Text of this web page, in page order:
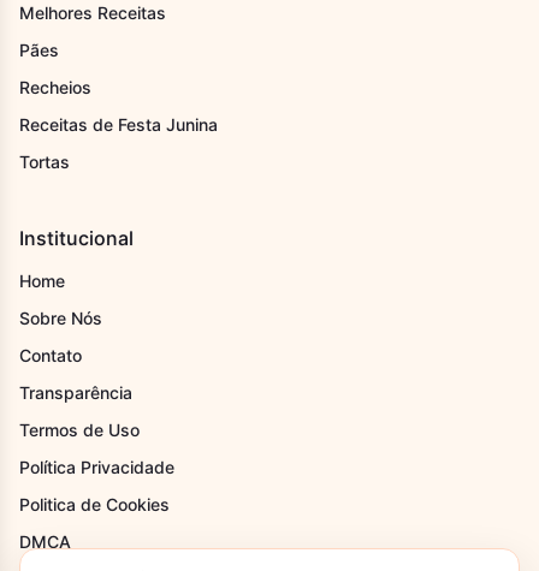
Melhores Receitas
Pães
Recheios
Receitas de Festa Junina
Tortas
Institucional
Home
Sobre Nós
Contato
Transparência
Termos de Uso
Política Privacidade
Politica de Cookies
DMCA